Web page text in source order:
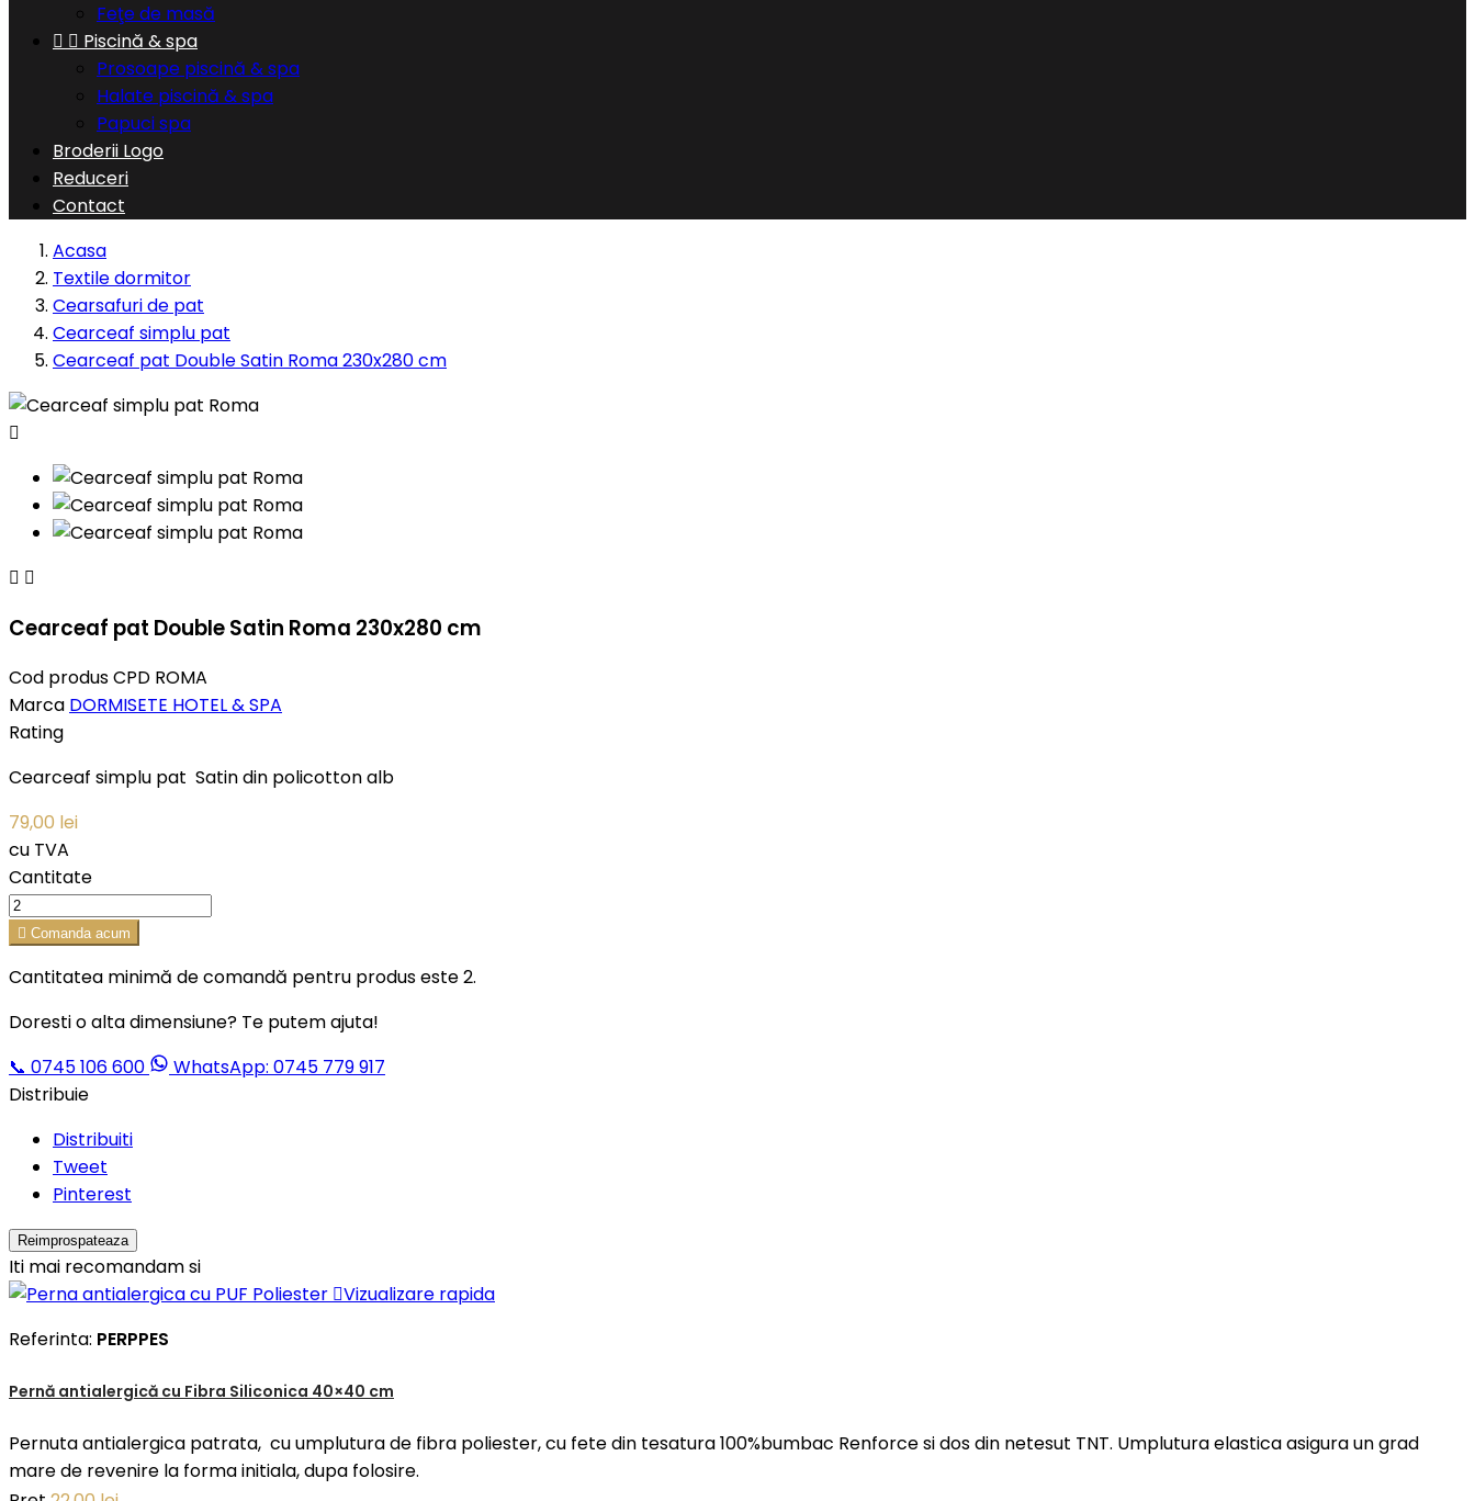
Feţe de masă
  Piscină & spa
Prosoape piscină & spa
Halate piscină & spa
Papuci spa
Broderii Logo
Reduceri
Contact
Acasa
Textile dormitor
Cearsafuri de pat
Cearceaf simplu pat
Cearceaf pat Double Satin Roma 230x280 cm

 
Cearceaf pat Double Satin Roma 230x280 cm
Cod produsCPD ROMA
Marca DORMISETE HOTEL & SPA
Rating
Cearceaf simplu pat Satin din policotton alb
79,00 lei
cu TVA
Cantitate
 Comanda acum
Cantitatea minimă de comandă pentru produs este 2.
Doresti o alta dimensiune? Te putem ajuta!
📞 0745 106 600
WhatsApp: 0745 779 917
Distribuie
Distribuiti
Tweet
Pinterest
Iti mai recomandam si
Vizualizare rapida
Referinta: PERPPES
Pernă antialergică cu Fibra Siliconica 40×40 cm
Pernuta antialergica patrata, cu umplutura de fibra poliester, cu fete din tesatura 100%bumbac Renforce si dos din netesut TNT. Umplutura elastica asigura un grad
mare de revenire la forma initiala, dupa folosire.